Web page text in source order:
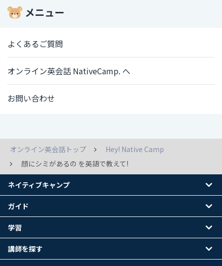
メニュー
よくあるご質問
オンライン英会話 NativeCamp. へ
お問い合わせ
オンライン英会話トップ
Hey! Native Camp
顔にシミがあるの を英語で教えて!
ネイティブキャンプ
ガイド
学習
講師を探す